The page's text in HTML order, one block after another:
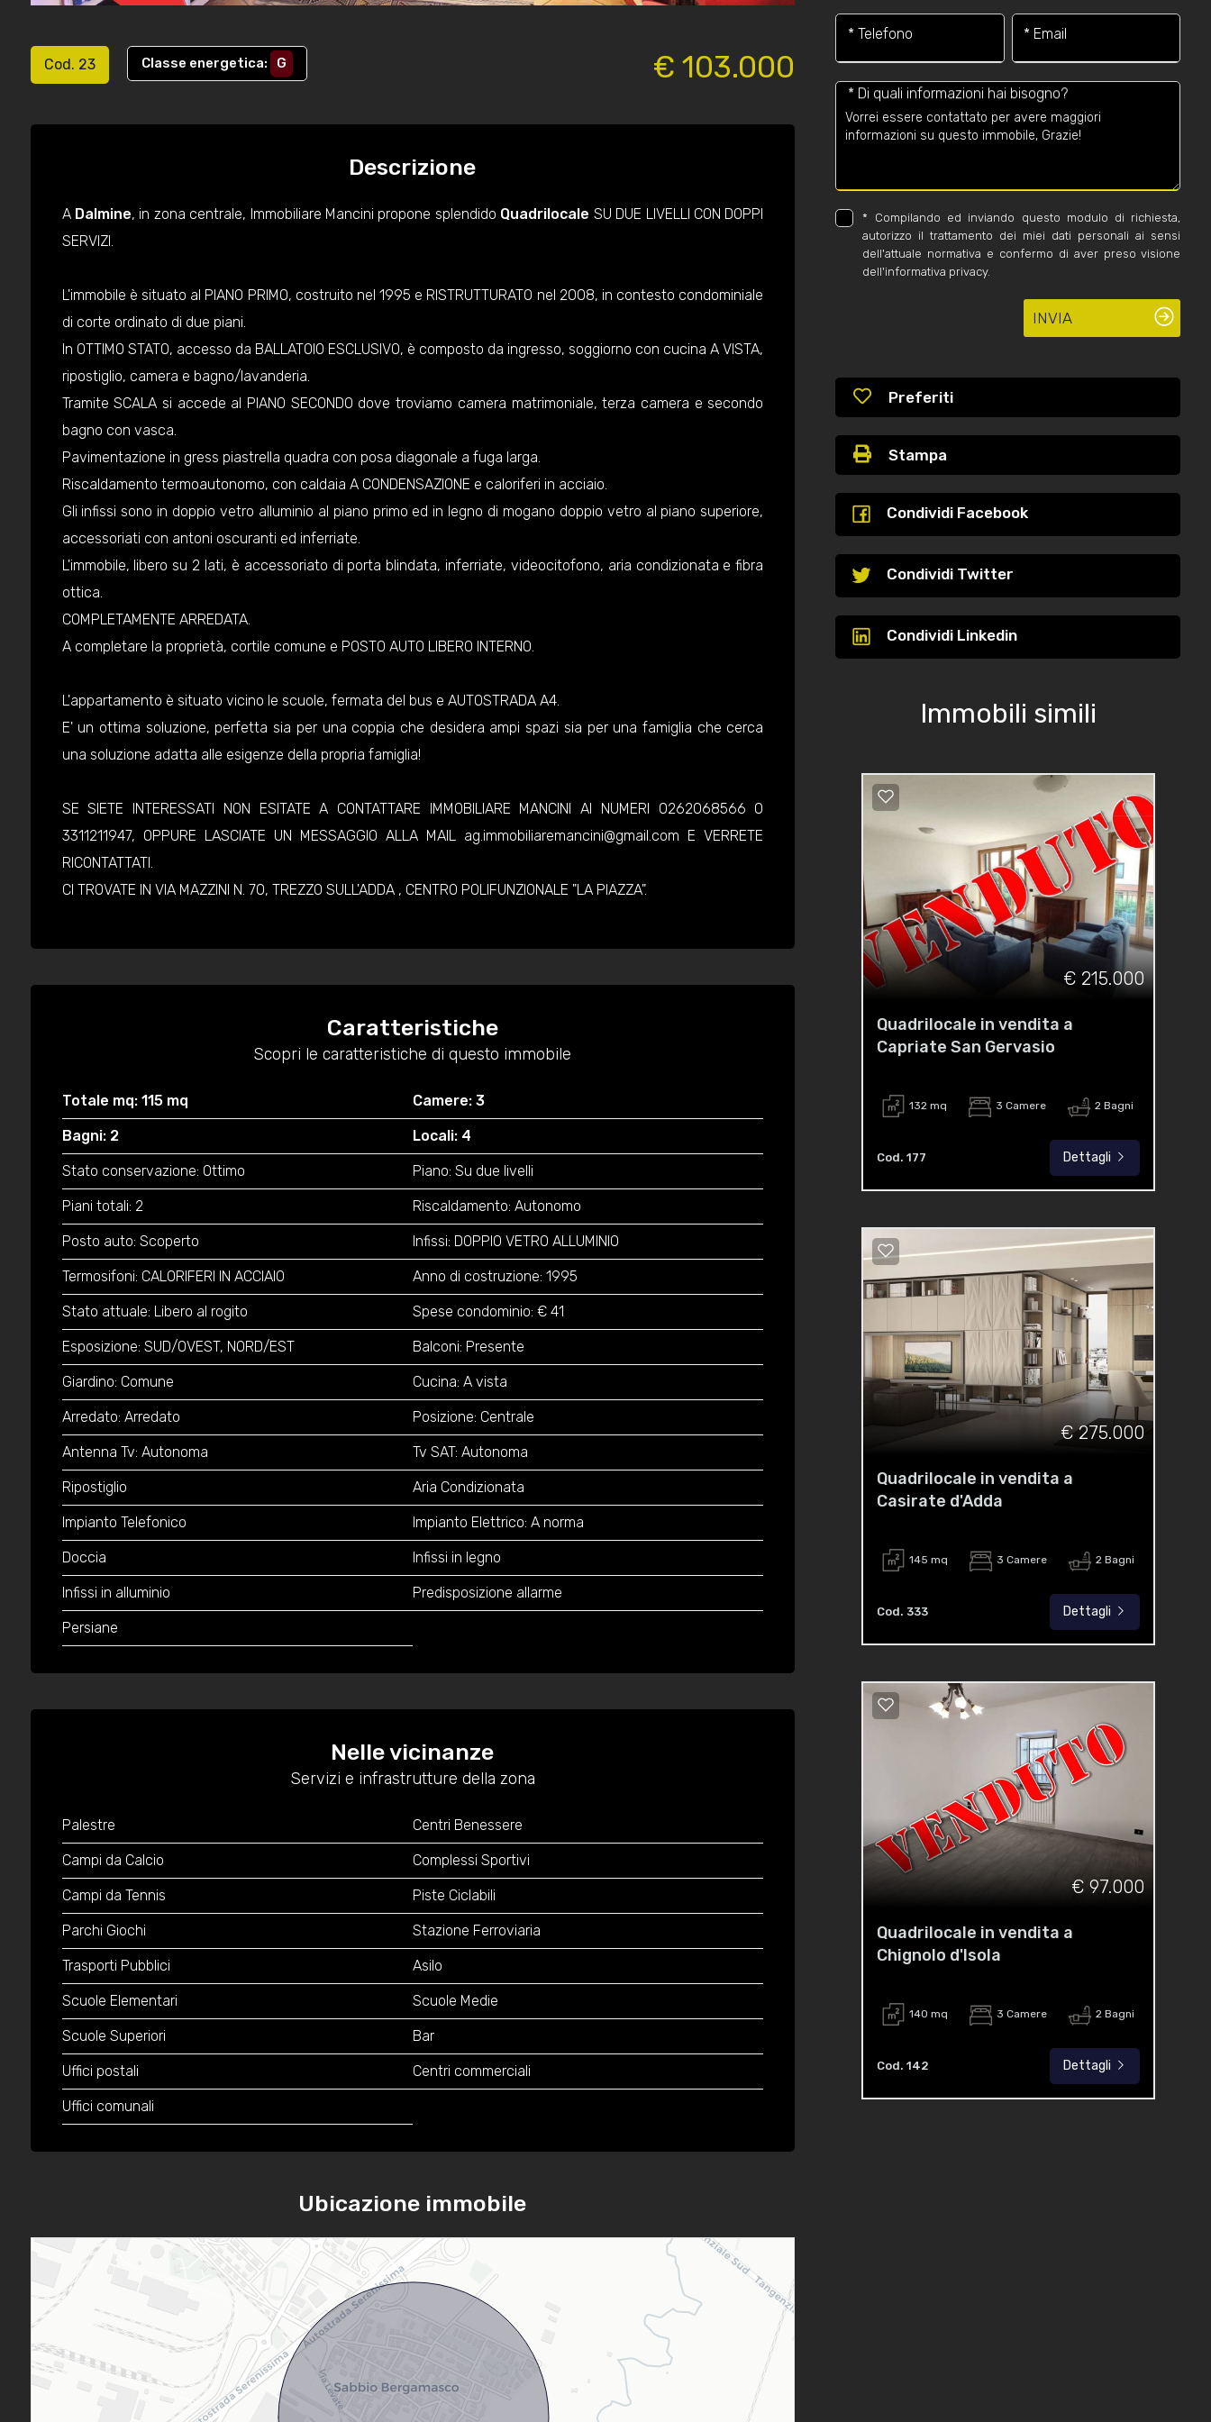
€ 103.000
Cod. 23 Classe energetica: G
Descrizione
A Dalmine, in zona centrale, Immobiliare Mancini propone splendido Quadrilocale SU DUE LIVELLI CON DOPPI
SERVIZI.
L'immobile è situato al PIANO PRIMO, costruito nel 1995 e RISTRUTTURATO nel 2008, in contesto condominiale
di corte ordinato di due piani.
In OTTIMO STATO, accesso da BALLATOIO ESCLUSIVO, è composto da ingresso, soggiorno con cucina A VISTA,
ripostiglio, camera e bagno/lavanderia.
Tramite SCALA si accede al PIANO SECONDO dove troviamo camera matrimoniale, terza camera e secondo
bagno con vasca.
Pavimentazione in gress piastrella quadra con posa diagonale a fuga larga.
Riscaldamento termoautonomo, con caldaia A CONDENSAZIONE e caloriferi in acciaio.
Gli infissi sono in doppio vetro alluminio al piano primo ed in legno di mogano doppio vetro al piano superiore,
accessoriati con antoni oscuranti ed inferriate.
L'immobile, libero su 2 lati, è accessoriato di porta blindata, inferriate, videocitofono, aria condizionata e fibra
ottica.
COMPLETAMENTE ARREDATA.
A completare la proprietà, cortile comune e POSTO AUTO LIBERO INTERNO.
L'appartamento è situato vicino le scuole, fermata del bus e AUTOSTRADA A4.
E' un ottima soluzione, perfetta sia per una coppia che desidera ampi spazi sia per una famiglia che cerca
una soluzione adatta alle esigenze della propria famiglia!
SE SIETE INTERESSATI NON ESITATE A CONTATTARE IMMOBILIARE MANCINI AI NUMERI 0262068566 O
3311211947, OPPURE LASCIATE UN MESSAGGIO ALLA MAIL ag.immobiliaremancini@gmail.com E VERRETE
RICONTATTATI.
CI TROVATE IN VIA MAZZINI N. 70, TREZZO SULL'ADDA , CENTRO POLIFUNZIONALE "LA PIAZZA".
Caratteristiche
Scopri le caratteristiche di questo immobile
Totale mq: 115 mq Camere: 3
Bagni: 2 Locali: 4
Stato conservazione: Ottimo Piano: Su due livelli
Piani totali: 2 Riscaldamento: Autonomo
Posto auto: Scoperto Infissi: DOPPIO VETRO ALLUMINIO
Termosifoni: CALORIFERI IN ACCIAIO Anno di costruzione: 1995
Stato attuale: Libero al rogito Spese condominio: € 41
Esposizione: SUD/OVEST, NORD/EST Balconi: Presente
Giardino: Comune Cucina: A vista
Arredato: Arredato Posizione: Centrale
Antenna Tv: Autonoma Tv SAT: Autonoma
Ripostiglio Aria Condizionata
Impianto Telefonico Impianto Elettrico: A norma
Doccia Infissi in legno
Infissi in alluminio Predisposizione allarme
Persiane
Nelle vicinanze
Servizi e infrastrutture della zona
Palestre Centri Benessere
Campi da Calcio Complessi Sportivi
Campi da Tennis Piste Ciclabili
Parchi Giochi Stazione Ferroviaria
Trasporti Pubblici Asilo
Scuole Elementari Scuole Medie
Scuole Superiori Bar
Uffici postali Centri commerciali
Uffici comunali
Ubicazione immobile
* Telefono * Email
* Di quali informazioni hai bisogno?
* Compilando ed inviando questo modulo di richiesta,
autorizzo il trattamento dei miei dati personali ai sensi
dell'attuale normativa e confermo di aver preso visione
dell'informativa privacy.
INVIA
Preferiti
Stampa
Condividi Facebook
Condividi Twitter
Condividi Linkedin
Immobili simili
€ 215.000
Quadrilocale in vendita a
Capriate San Gervasio
132 mq 3 Camere 2 Bagni
Cod. 177 Dettagli
€ 275.000
Quadrilocale in vendita a
Casirate d'Adda
145 mq 3 Camere 2 Bagni
Cod. 333 Dettagli
€ 97.000
Quadrilocale in vendita a
Chignolo d'Isola
140 mq 3 Camere 2 Bagni
Cod. 142 Dettagli